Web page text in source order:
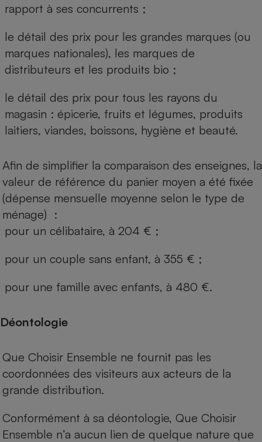
rapport à ses concurrents ;
le détail des prix pour les grandes marques (ou
marques nationales), les marques de
distributeurs et les produits bio ;
le détail des prix pour tous les rayons du
magasin : épicerie, fruits et légumes, produits
laitiers, viandes, boissons, hygiène et beauté.
Afin de simplifier la comparaison des enseignes, la
valeur de référence du panier moyen a été fixée
(dépense mensuelle moyenne selon le type de
ménage) :
pour un célibataire, à 204 € ;
pour un couple sans enfant, à 355 € ;
pour une famille avec enfants, à 480 €.
Déontologie
Que Choisir Ensemble ne fournit pas les
coordonnées des visiteurs aux acteurs de la
grande distribution.
Conformément à sa déontologie, Que Choisir
Ensemble n’a aucun lien de quelque nature que